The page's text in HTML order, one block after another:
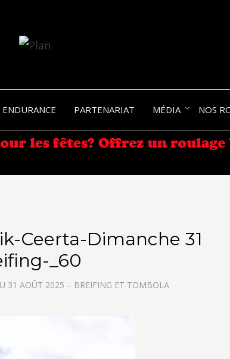
ENDURANCE PARTENARIAT MÉDIA NOS
Ceerta-Dimanche 31
_60
31 AOÛT 2025 – BREIFING ET TOMBOLA